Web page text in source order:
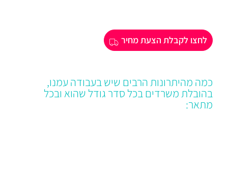
לחצו לקבלת הצעת מחיר
כמה מהיתרונות הרבים שיש בעבודה עמנו,
בהובלת משרדים בכל סדר גודל שהוא ובכל
מתאר: